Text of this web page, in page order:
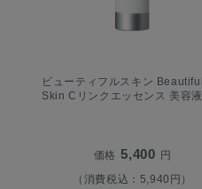
ビューティフルスキン Beautiful
Skin Cリンクエッセンス 美容液
価格 5,400 円
（消費税込：5,940円）